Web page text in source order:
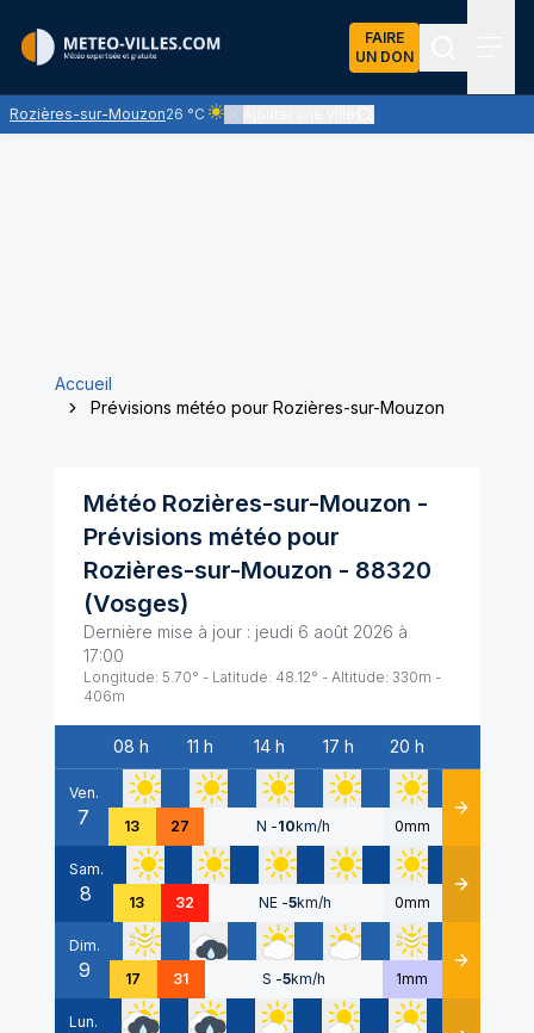
FAIRE
UN DON
Rozières-sur-Mouzon26 °C
Ciel clair - quasiment pas de nuages et un
Accueil
Prévisions météo pour Rozières-sur-Mouzon
Météo Rozières-sur-Mouzon -
Prévisions météo pour
Rozières-sur-Mouzon - 88320
(Vosges)
Dernière mise à jour : jeudi 6 août 2026 à
17:00
Longitude: 5.70° - Latitude: 48.12° - Altitude: 330m -
406m
Date
08 h 11 h 14 h 17 h 20 h
Ven.
7 13 27 N -10km/h 0mm Détails
Sam.
8 13 32 NE -5km/h 0mm Détails
Dim.
9 17 31 S -5km/h 1mm Détails
Lun.